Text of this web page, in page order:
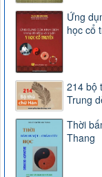
Ứng
học cổ
214 bộ
Trung
Thời
Thang